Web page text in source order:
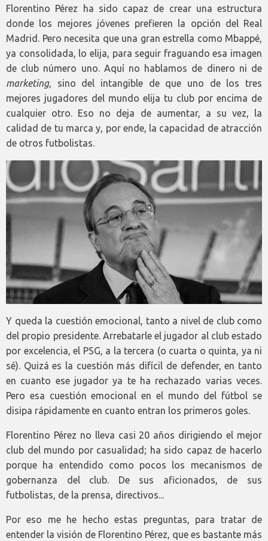
Florentino Pérez ha sido capaz de crear una estructura
donde los mejores jóvenes prefieren la opción del Real
Madrid. Pero necesita que una gran estrella como Mbappé,
ya consolidada, lo elija, para seguir fraguando esa imagen
de club número uno. Aquí no hablamos de dinero ni de
marketing, sino del intangible de que uno de los tres
mejores jugadores del mundo elija tu club por encima de
cualquier otro. Eso no deja de aumentar, a su vez, la
calidad de tu marca y, por ende, la capacidad de atracción
de otros futbolistas.
Y queda la cuestión emocional, tanto a nivel de club como
del propio presidente. Arrebatarle el jugador al club estado
por excelencia, el PSG, a la tercera (o cuarta o quinta, ya ni
sé). Quizá es la cuestión más difícil de defender, en tanto
en cuanto ese jugador ya te ha rechazado varias veces.
Pero esa cuestión emocional en el mundo del fútbol se
disipa rápidamente en cuanto entran los primeros goles.
Florentino Pérez no lleva casi 20 años dirigiendo el mejor
club del mundo por casualidad; ha sido capaz de hacerlo
porque ha entendido como pocos los mecanismos de
gobernanza del club. De sus aficionados, de sus
futbolistas, de la prensa, directivos...
Por eso me he hecho estas preguntas, para tratar de
entender la visión de Florentino Pérez, que es bastante más